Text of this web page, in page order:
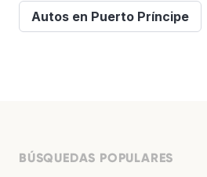
Autos en Puerto Príncipe
BÚSQUEDAS POPULARES